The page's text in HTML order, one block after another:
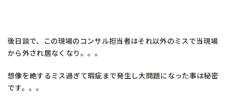
後日談で、この現場のコンサル担当者はそれ以外のミスで当現場
から外され居なくなり。。。
想像を絶するミス過ぎて瑕疵まで発生し大問題になった事は秘密
です。。。